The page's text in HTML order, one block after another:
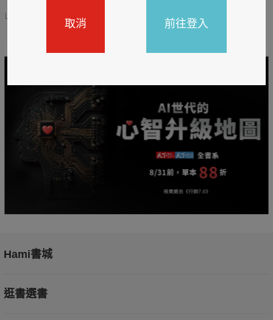
2026/06/20 - 2026/08/31 2026/06/20 - 2026/08/31
取消 前往登入
Hami書城
逛書選書